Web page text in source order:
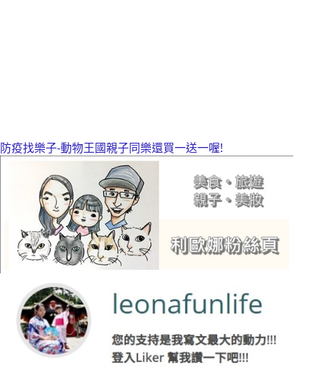
防疫找樂子-動物王國親子同樂還買一送一喔!